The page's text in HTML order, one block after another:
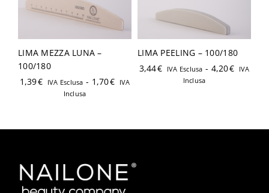
LIMA MEZZA LUNA –
100/180
1,39€ IVA Esclusa - 1,70€ IVA
Inclusa
LIMA PEELING – 100/180
3,44€ IVA Esclusa - 4,20€ IVA
Inclusa